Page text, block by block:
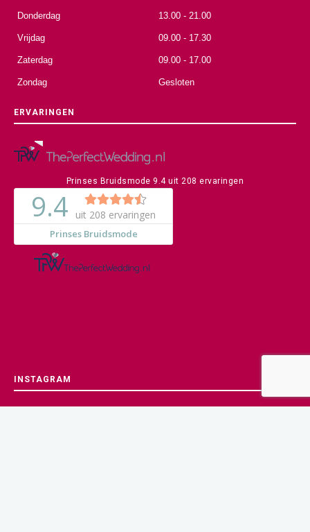
Donderdag 13.00 - 21.00
Vrijdag 09.00 - 17.30
Zaterdag 09.00 - 17.00
Zondag Gesloten
ERVARINGEN
Prinses Bruidsmode 9.4uit208 ervaringen
INSTAGRAM